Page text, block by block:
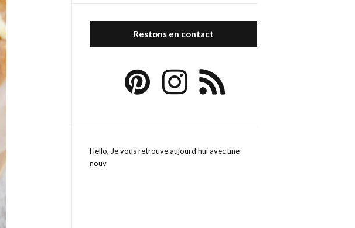
Restons en contact
Hello, Je vous retrouve aujourd’hui avec une
nouv